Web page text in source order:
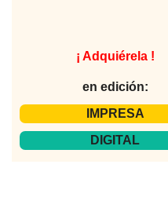
¡ Adquiérela !
en edición:
IMPRESA
DIGITAL